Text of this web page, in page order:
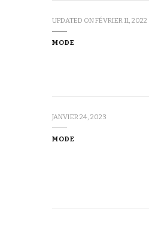
UPDATED ONFÉVRIER 11, 2022
MODE
JANVIER 24, 2023
MODE